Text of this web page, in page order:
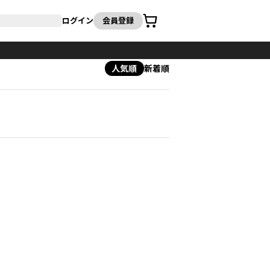
ログイン 会員登録
カート
人気順 新着順